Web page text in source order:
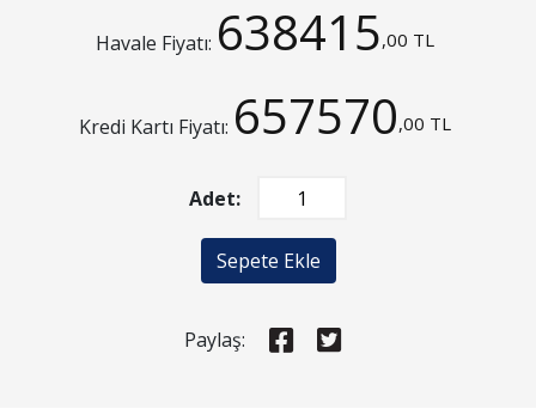
Havale Fiyatı: 638415,00 TL
Kredi Kartı Fiyatı: 657570,00 TL
Adet:
Sepete Ekle
Paylaş: